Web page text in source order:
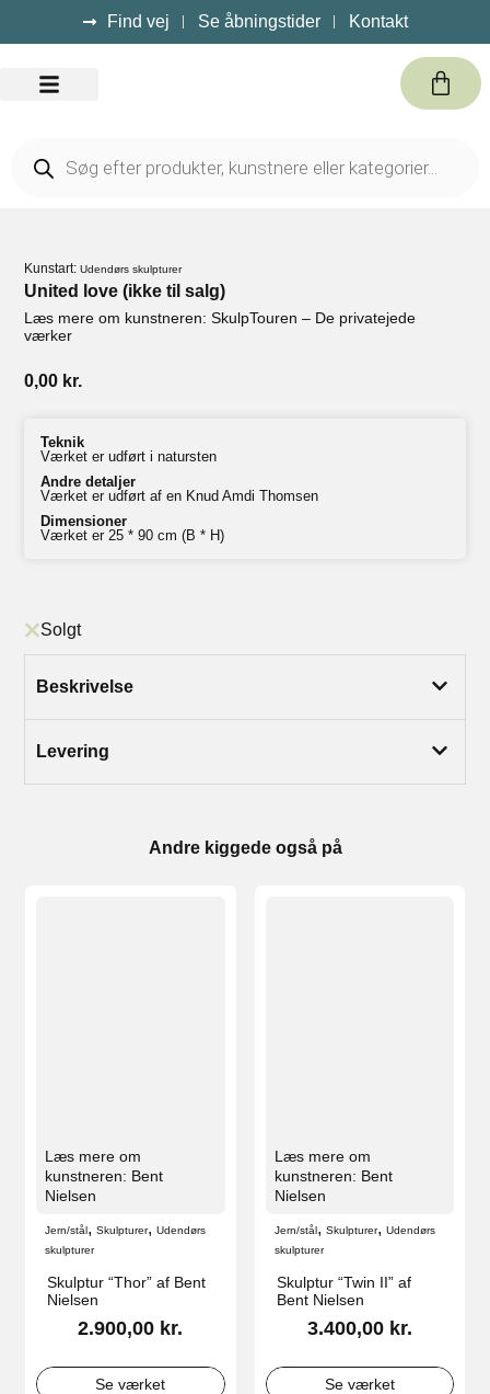
Find vej Se åbningstider Kontakt
Kunstart:Udendørs skulpturer
United love (ikke til salg)
Læs mere om kunstneren: SkulpTouren – De privatejede
værker
0,00 kr.
Teknik
Værket er udført i natursten
Andre detaljer
Værket er udført af en Knud Amdi Thomsen
Dimensioner
Værket er 25 * 90 cm (B * H)
Solgt
Beskrivelse
Levering
Andre kiggede også på
Læs mere om
kunstneren: Bent
Nielsen
Jern/stål,Skulpturer,Udendørs
skulpturer
Skulptur “Thor” af Bent
Nielsen
2.900,00 kr.
Se værket
Læs mere om
kunstneren: Bent
Nielsen
Jern/stål, Skulpturer, Udendørs
skulpturer
Skulptur “Twin II” af
Bent Nielsen
3.400,00 kr.
Se værket